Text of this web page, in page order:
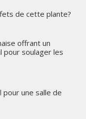
de cette plante?
offrant un
pour soulager les
pour une salle de